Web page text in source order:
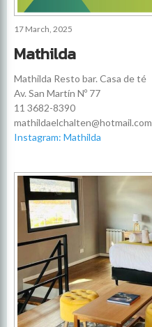
17 March, 2025
Mathilda
Mathilda Resto bar. Casa de té
Av. San Martín Nº 77
11 3682-8390
mathildaelchalten@hotmail.com
Instagram: Mathilda